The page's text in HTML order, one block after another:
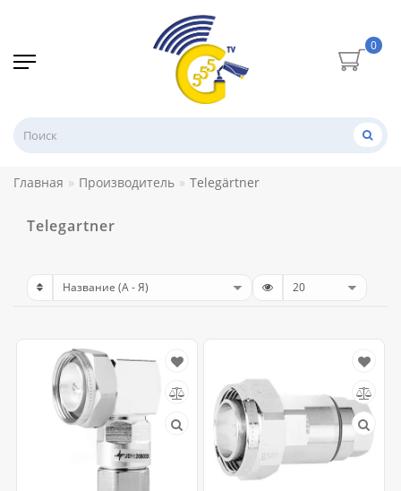
0
Главная Производитель Telegärtner
Telegartner